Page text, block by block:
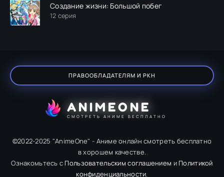
Создание жизни: Большой побег
12 серия
ПРАВООБЛАДАТЕЛЯМ И РКН
ANIMEONE
СМОТРЕТЬ АНИМЕ БЕСПЛАТНО
©2022-2025 "AnimeOne" - Аниме онлайн смотреть бесплатно
в хорошем качестве.
Ознакомьтесь с Пользовательским соглашением и Политикой
конфиденциальности.